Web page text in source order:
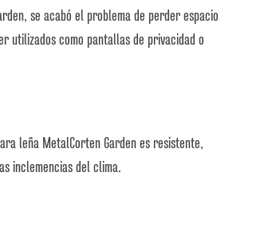
se acabó el problema de perder espacio
utilizados como pantallas de privacidad o
leña MetalCorten Garden es resistente,
inclemencias del clima.